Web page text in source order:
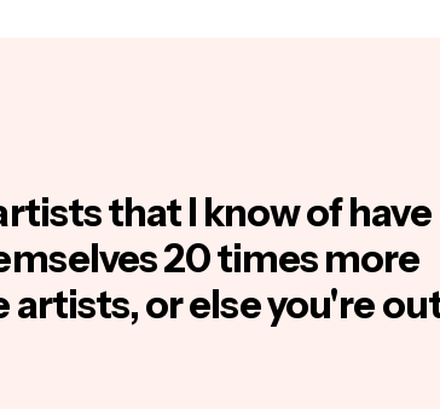
that I know of have
20 times more
artists, or else you're